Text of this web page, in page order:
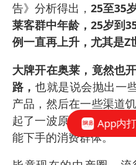
告》分析得出， 25至35
莱客群中年龄，25岁到
例一直再上升，尤其是Z
大牌开在奥莱，竟然也
路，也就是说会抛出一
产品，然后在一些渠道
起了一波原价买不起，
能下手的消费群体。
App内